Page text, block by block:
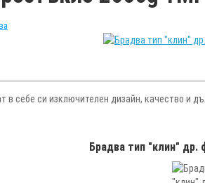
себе си изключителен дизайн, качество
Брадва тип "клин" др.